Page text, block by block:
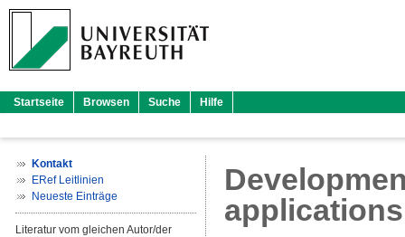
Startseite Browsen Suche Hilfe
Kontakt
ERef Leitlinien
Neueste Einträge
Literatur vom gleichen Autor/der
applications